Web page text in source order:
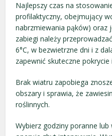
Najlepszy czas na
profilaktyczny, obejmujący
nabrzmiewania pąków) oraz
zabiegi należy
6°C, w bezwietrzne dni i z
zapewnić skuteczne
Brak wiatru zapobiega
obszary i sprawia, że
roślinnych.
Wybierz godziny poranne lub